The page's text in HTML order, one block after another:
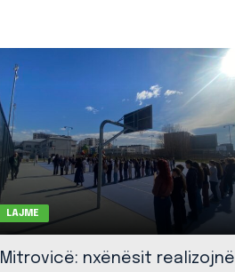
LAJME
Mitrovicë: nxënësit realizojnë